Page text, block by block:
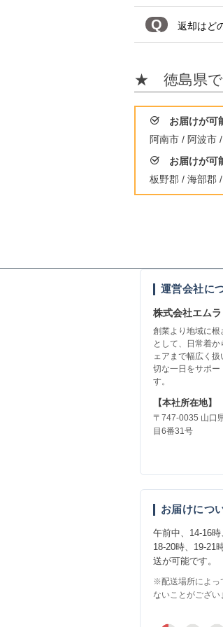
Q 返却はど
★ 徳島県で
お届けが可
阿南市 / 阿波市
お届けが可
板野郡 / 海部郡
運営会社に
株式会社エムラ
創業より地域に根
として、日常着
ェアまで幅広く
切な一日をサポー
す。
【本社所在地】
〒747-0035 山口
目6番31号
お届けにつ
午前中、14-16時
18-20時、19-21
送が可能です。
※配送場所によっ
ないことがござい